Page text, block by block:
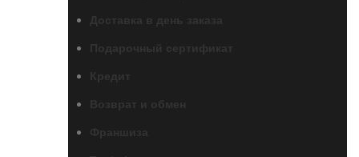
Доставка в день заказа
Подарочный сертификат
Кредит
Возврат и обмен